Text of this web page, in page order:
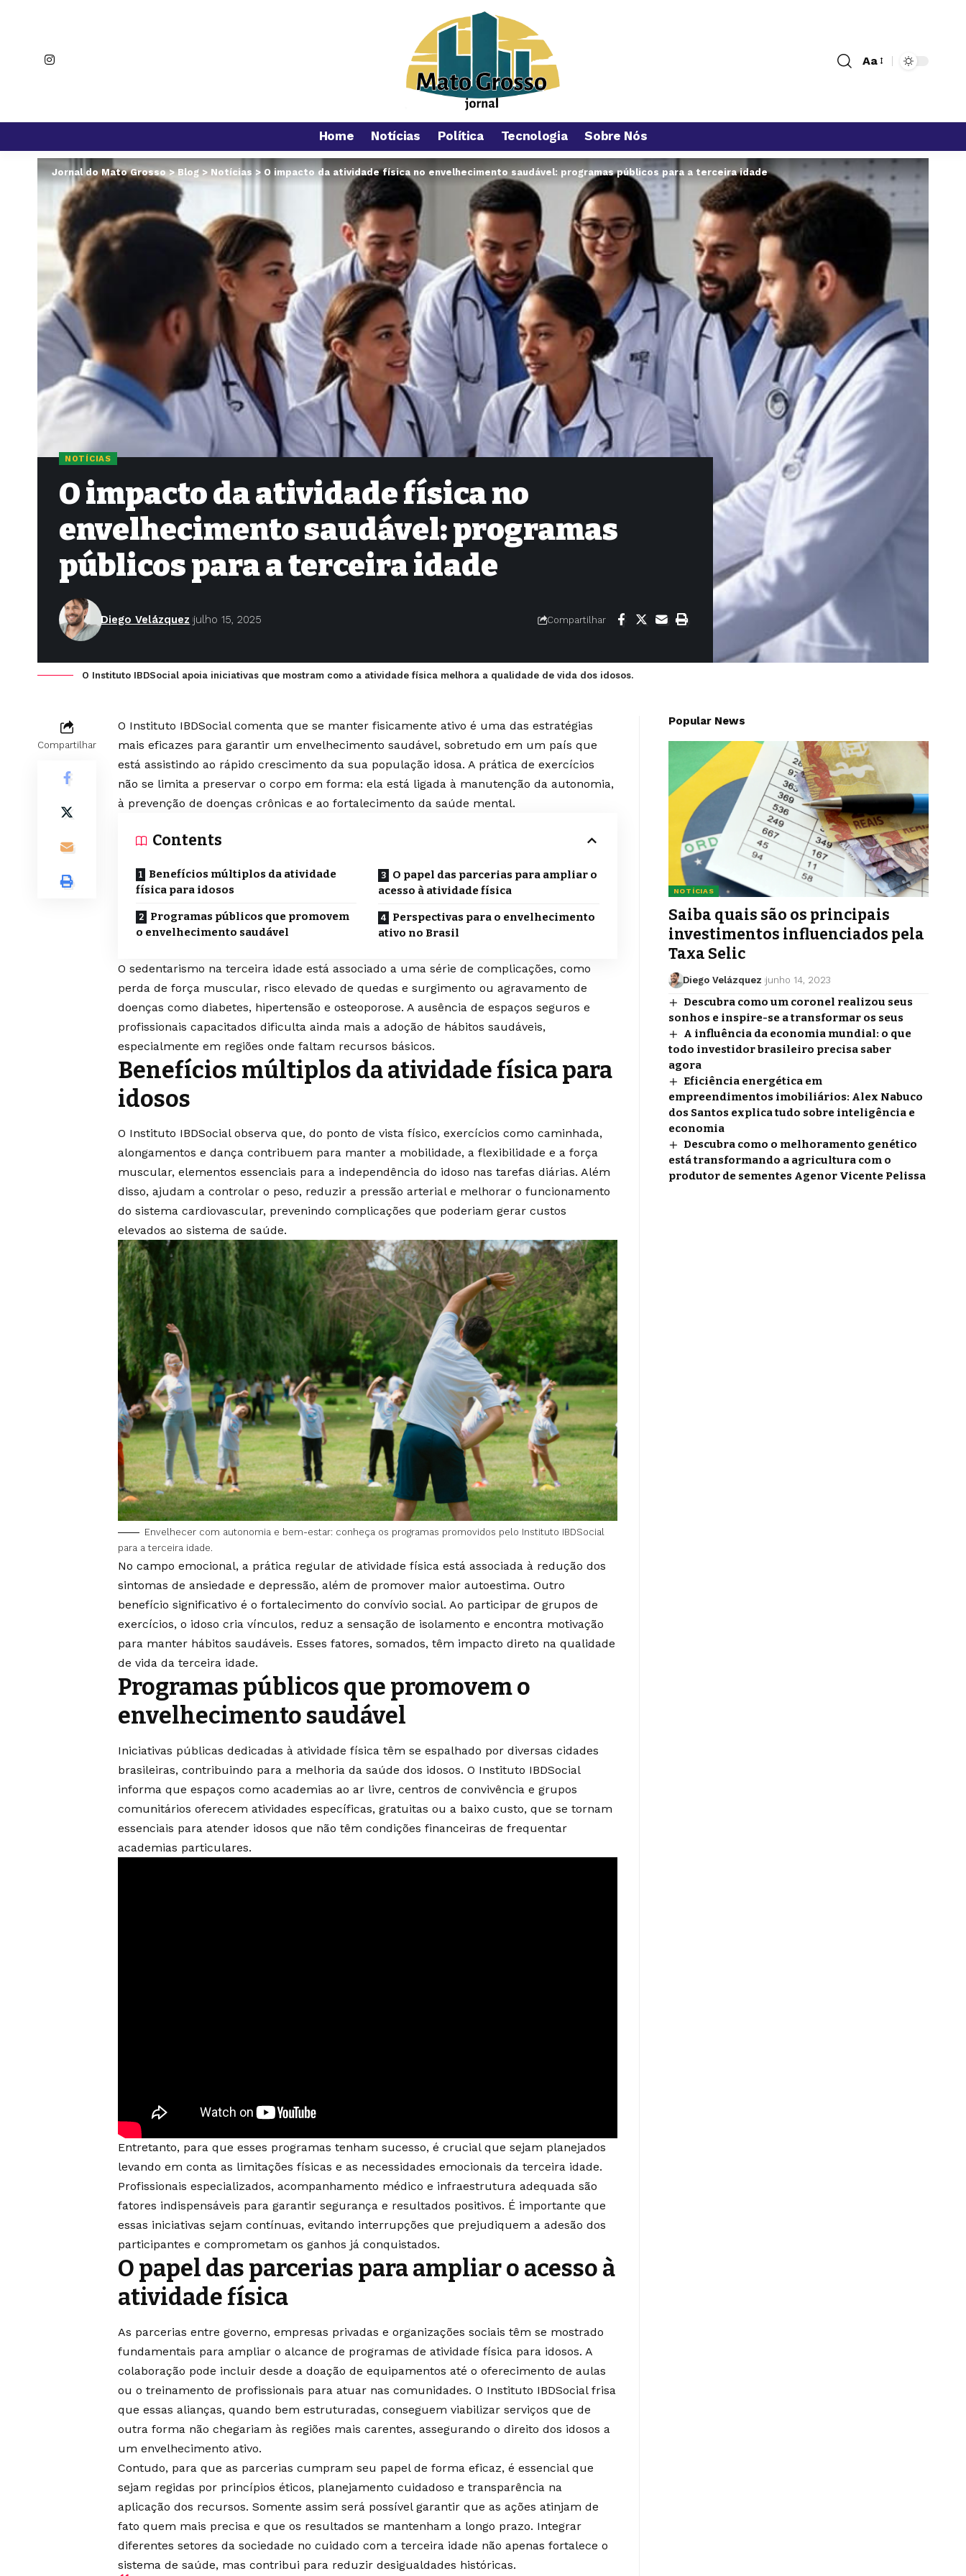
Aa
Home Notícias Política Tecnologia Sobre Nós
Jornal do Mato Grosso>Blog > Notícias > O impacto da atividade física no envelhecimento saudável: programas públicos para a terceira idade
NOTÍCIAS
O impacto da atividade física no
envelhecimento saudável: programas
públicos para a terceira idade
Diego Velázquez julho 15, 2025 Compartilhar
O Instituto IBDSocial apoia iniciativas que mostram como a atividade física melhora a qualidade de vida dos idosos.
Compartilhar
O Instituto IBDSocialcomenta que se manter fisicamente ativo é uma das estratégias
mais eficazes para garantir um envelhecimento saudável, sobretudo em um país que
está assistindo ao rápido crescimento da sua população idosa. A prática de exercícios
não se limita a preservar o corpo em forma: ela está ligada à manutenção da autonomia,
à prevenção de doenças crônicas e ao fortalecimento da saúde mental.
Contents
Benefícios múltiplos da atividade
física para idosos
Programas públicos que promovem
o envelhecimento saudável
O papel das parcerias para ampliar o
acesso à atividade física
Perspectivas para o envelhecimento
ativo no Brasil
O sedentarismo na terceira idade está associado a uma série de complicações, como
perda de força muscular, risco elevado de quedas e surgimento ou agravamento de
doenças como diabetes, hipertensão e osteoporose. A ausência de espaços seguros e
profissionais capacitados dificulta ainda mais a adoção de hábitos saudáveis,
especialmente em regiões onde faltam recursos básicos.
Benefícios múltiplos da atividade física para
idosos
O Instituto IBDSocial observa que, do ponto de vista físico, exercícios como caminhada,
alongamentos e dança contribuem para manter a mobilidade, a flexibilidade e a força
muscular, elementos essenciais para a independência do idoso nas tarefas diárias. Além
disso, ajudam a controlar o peso, reduzir a pressão arterial e melhorar o funcionamento
do sistema cardiovascular, prevenindo complicações que poderiam gerar custos
elevados ao sistema de saúde.
Envelhecer com autonomia e bem-estar: conheça os programas promovidos pelo Instituto IBDSocial
para a terceira idade.
No campo emocional, a prática regular de atividade física está associada à redução dos
sintomas de ansiedade e depressão, além de promover maior autoestima. Outro
benefício significativo é o fortalecimento do convívio social. Ao participar de grupos de
exercícios, o idoso cria vínculos, reduz a sensação de isolamento e encontra motivação
para manter hábitos saudáveis. Esses fatores, somados, têm impacto direto na qualidade
de vida da terceira idade.
Programas públicos que promovem o
envelhecimento saudável
Iniciativas públicas dedicadas à atividade física têm se espalhado por diversas cidades
brasileiras, contribuindo para a melhoria da saúde dos idosos. O Instituto IBDSocial
informa que espaços como academias ao ar livre, centros de convivência e grupos
comunitários oferecem atividades específicas, gratuitas ou a baixo custo, que se tornam
essenciais para atender idosos que não têm condições financeiras de frequentar
academias particulares.
Entretanto, para que esses programas tenham sucesso, é crucial que sejam planejados
levando em conta as limitações físicas e as necessidades emocionais da terceira idade.
Profissionais especializados, acompanhamento médico e infraestrutura adequada são
fatores indispensáveis para garantir segurança e resultados positivos. É importante que
essas iniciativas sejam contínuas, evitando interrupções que prejudiquem a adesão dos
participantes e comprometam os ganhos já conquistados.
O papel das parcerias para ampliar o acesso à
atividade física
As parcerias entre governo, empresas privadas e organizações sociais têm se mostrado
fundamentais para ampliar o alcance de programas de atividade física para idosos. A
colaboração pode incluir desde a doação de equipamentos até o oferecimento de aulas
ou o treinamento de profissionais para atuar nas comunidades. O Instituto IBDSocial frisa
que essas alianças, quando bem estruturadas, conseguem viabilizar serviços que de
outra forma não chegariam às regiões mais carentes, assegurando o direito dos idosos a
um envelhecimento ativo.
Contudo, para que as parcerias cumpram seu papel de forma eficaz, é essencial que
sejam regidas por princípios éticos, planejamento cuidadoso e transparência na
aplicação dos recursos. Somente assim será possível garantir que as ações atinjam de
fato quem mais precisa e que os resultados se mantenham a longo prazo. Integrar
diferentes setores da sociedade no cuidado com a terceira idade não apenas fortalece o
sistema de saúde, mas contribui para reduzir desigualdades históricas.
Popular News
NOTÍCIAS
Saiba quais são os principais
investimentos influenciados pela
Taxa Selic
Diego Velázquez junho 14, 2023
Descubra como um coronel realizou seus
sonhos e inspire-se a transformar os seus
A influência da economia mundial: o que
todo investidor brasileiro precisa saber
agora
Eficiência energética em
empreendimentos imobiliários: Alex Nabuco
dos Santos explica tudo sobre inteligência e
economia
Descubra como o melhoramento genético
está transformando a agricultura com o
produtor de sementes Agenor Vicente Pelissa